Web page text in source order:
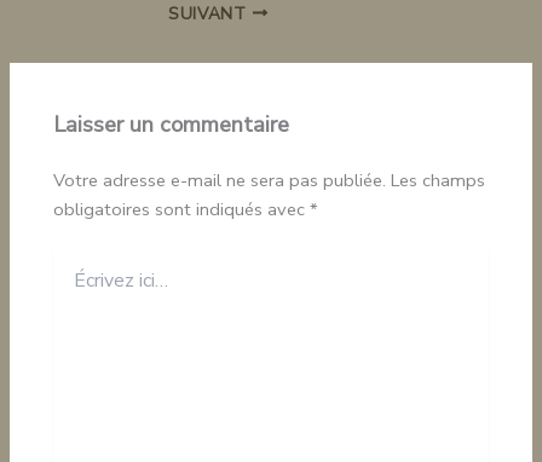
SUIVANT
Laisser un commentaire
Votre adresse e-mail ne sera pas publiée. Les champs
obligatoires sont indiqués avec*
ici…